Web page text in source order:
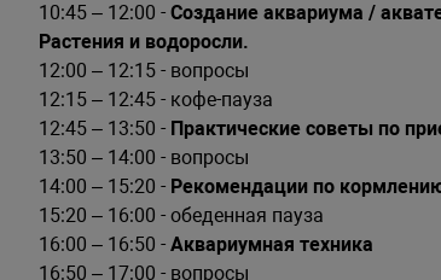
10:45 – 12:00 - Создание аквариума /
Растения и водоросли.
12:00 – 12:15 - вопросы
12:15 – 12:45 - кофе-пауза
12:45 – 13:50 - Практические советы по
13:50 – 14:00 - вопросы
14:00 – 15:20 - Рекомендации по
15:20 – 16:00 - обеденная пауза
16:00 – 16:50 - Аквариумная техника
16:50 – 17:00 - вопросы